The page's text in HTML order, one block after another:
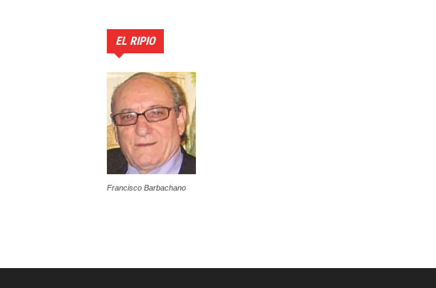
EL RIPIO
Francisco Barbachano